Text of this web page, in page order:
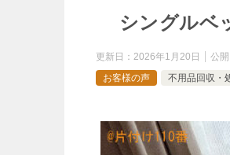
シングルベ
更新日： 2026年1月20日 公開
お客様の声
不用品回収・